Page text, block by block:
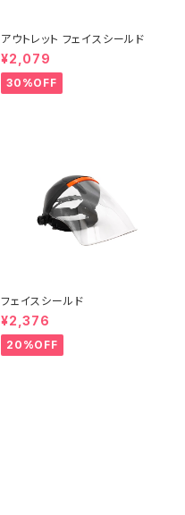
アウトレット フェイスシールド
¥2,079
30%OFF
フェイスシールド
¥2,376
20%OFF